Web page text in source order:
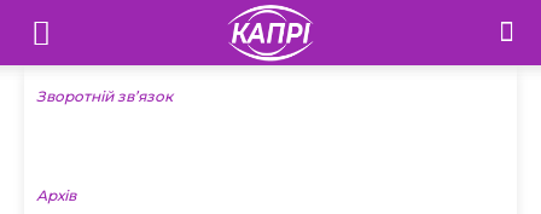
Телебачення
«Капрі»
Новини
Зворотній зв’язок
Архів